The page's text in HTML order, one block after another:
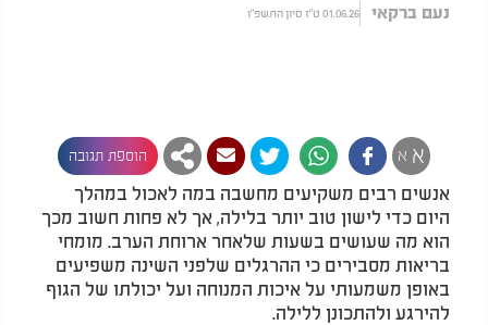
נעם ברקאי 01.06.26 ט"ז סיון התשפ"ו
א א הוספת תגובה
אנשים רבים משקיעים מחשבה במה לאכול במהלך
היום כדי לישון טוב יותר בלילה, אך לא פחות חשוב מכך
הוא מה שעושים בשעות שלאחר ארוחת הערב. מומחי
בריאות מסבירים כי ההרגלים שלפני השינה משפיעים
באופן משמעותי על איכות המנוחה ועל יכולתו של הגוף
להירגע ולהתכונן ללילה.